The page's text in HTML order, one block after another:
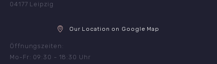
04177 Leipzig
Our Location on Google Map
Öffnungszeiten:
Mo-Fr: 09:30 - 18:30 Uhr